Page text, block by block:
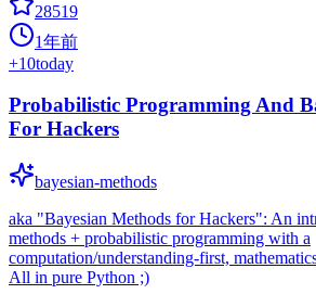
28519
1年前
+10today
Probabilistic Programming And
For Hackers
bayesian-methods
aka "Bayesian Methods for Hackers": An
methods + probabilistic programming with a
computation/understanding-first,
All in pure Python ;)